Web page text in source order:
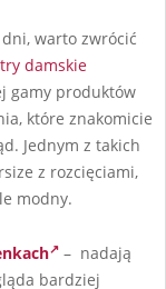
warto zwrócić
damskie
gamy produktów
które znakomicie
Jednym z takich
z rozcięciami,
modny.
– nadają
bardziej